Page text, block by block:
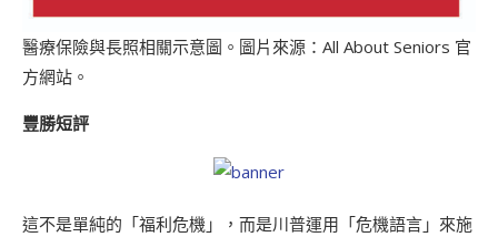
醫療保險與長照相關示意圖。圖片來源：All About Seniors 官
方網站。
豐勝短評
這不是單純的「福利危機」，而是川普運用「危機語言」來施